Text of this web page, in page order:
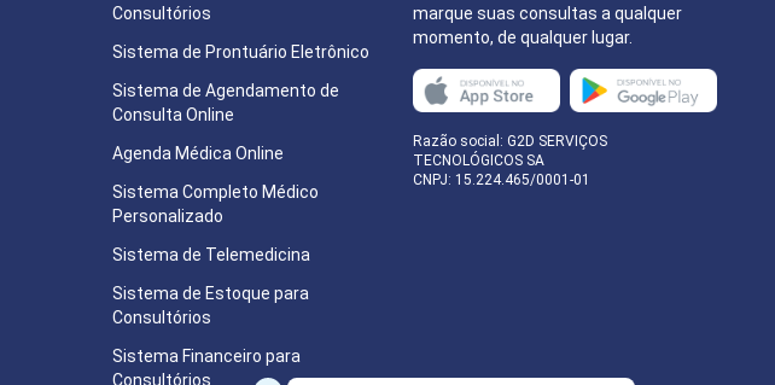
marque suas consultas a qualquer
momento, de qualquer lugar.
Razão social: G2D SERVIÇOS
TECNOLÓGICOS SA
CNPJ: 15.224.465/0001-01
Consultórios
Sistema de Prontuário Eletrônico
Sistema de Agendamento de
Consulta Online
Agenda Médica Online
Sistema Completo Médico
Personalizado
Sistema de Telemedicina
Sistema de Estoque para
Consultórios
Sistema Financeiro para
Consultórios